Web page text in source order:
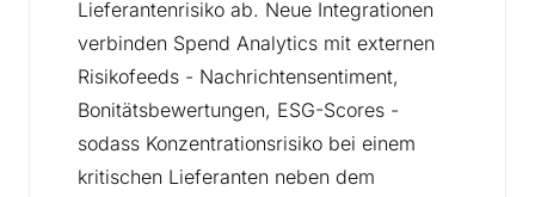
Lieferantenrisiko ab. Neue Integrationen
verbinden Spend Analytics mit externen
Risikofeeds - Nachrichtensentiment,
Bonitätsbewertungen, ESG-Scores -
sodass Konzentrationsrisiko bei einem
kritischen Lieferanten neben dem